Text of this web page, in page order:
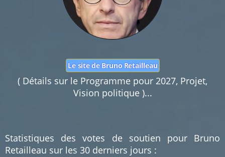
Le site de Bruno Retailleau
( Détails sur le Programme pour 2027, Projet,
Vision politique )...
Statistiques des votes de soutien pour Bruno
Retailleau sur les 30 derniers jours :